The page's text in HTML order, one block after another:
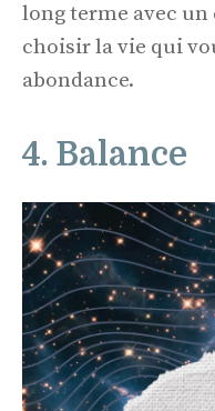
long terme avec
choisir la vie qui
abondance.
4. Balance